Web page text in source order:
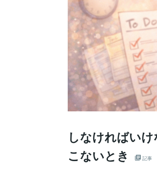
しなければい
こないとき
記事